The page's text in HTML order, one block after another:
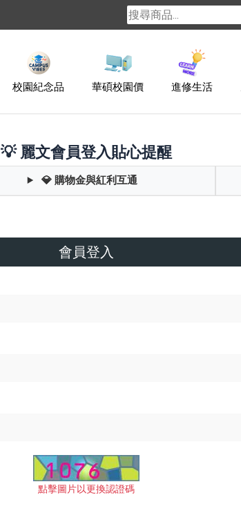
校園紀念品 華碩校園價 進修生活
💡 麗文會員登入貼心提醒
💎 購物金與紅利互通
會員登入
點擊圖片以更換認證碼